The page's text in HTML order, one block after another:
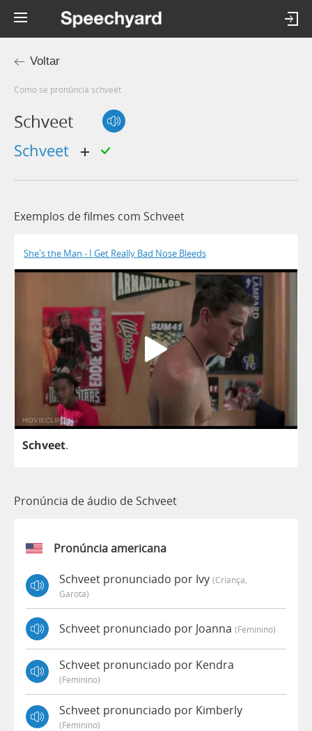
Voltar
Como se pronúncia schveet
Schveet
schveet
Exemplos de filmes com Schveet
She's the Man - I Get Really Bad Nose Bleeds
Schveet.
Pronúncia de áudio de Schveet
Pronúncia americana
Schveet pronunciado por Ivy (criança,
Garota)
Schveet pronunciado por Joanna (feminino)
Schveet pronunciado por Kendra
(feminino)
Schveet pronunciado por Kimberly
(feminino)